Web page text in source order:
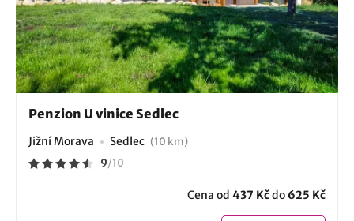
Penzion U vinice Sedlec
Jižní Morava Sedlec (10 km)
9/10
Cena od 437 Kčdo 625 Kč